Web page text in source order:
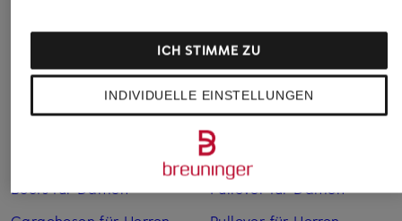
Weitere Kategorien
Boots für Damen
Mäntel für Herren
Pullover für Damen
INDIVIDUELLE EINSTELLUNGEN
ICH STIMME ZU